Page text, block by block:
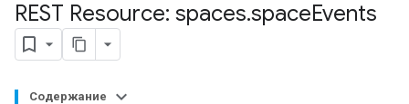
REST Resource: spaces.spaceEvents
Содержание